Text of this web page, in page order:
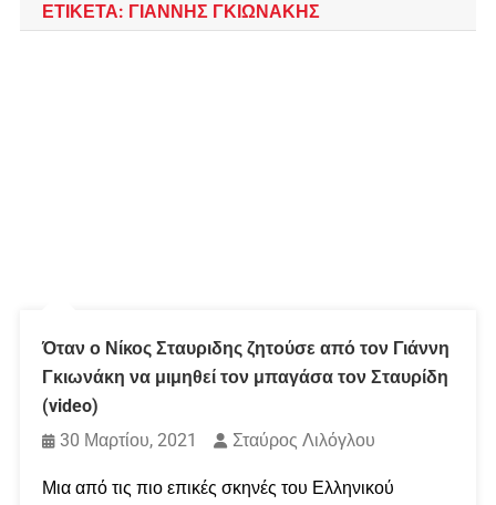
ΕΤΙΚΈΤΑ: ΓΙΆΝΝΗΣ ΓΚΙΩΝΆΚΗΣ
Όταν ο Νίκος Σταυριδης ζητούσε από τον Γιάννη
Γκιωνάκη να μιμηθεί τον μπαγάσα τον Σταυρίδη
(video)
30 Μαρτίου, 2021
Σταύρος Λιλόγλου
Μια από τις πιο επικές σκηνές του Ελληνικού